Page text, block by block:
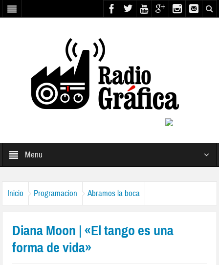
Menu
Inicio Programacion Abramos la boca
Diana Moon | «El tango es una
forma de vida»